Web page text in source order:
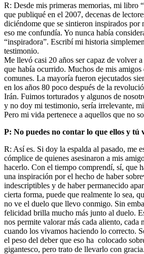
R: Desde mis primeras memorias, mi libro
que publiqué en el 2007, decenas de
diciéndome que se sintieron inspirados
eso me confundía. Yo nunca había
“inspiradora”. Escribí mi historia
testimonio.
Me llevó casi 20 años ser capaz de volver
que había ocurrido. Muchos de mis amigos
comunes. La mayoría fueron ejecutados
en los años 80 poco después de la
Irán. Fuimos torturados y algunos de
y no doy mi testimonio, sería irrelevante,
Pero mi vida pertenece a aquellos que no
P: No puedes no contar lo que ellos y
R: Así es. Si doy la espalda al pasado, me
cómplice de quienes asesinaron a mis
hacerlo. Con el tiempo comprendí, sí, que
una inspiración por el hecho de haber
indescriptibles y de haber permanecido
cierta forma, puede que realmente lo sea,
no ve el duelo que llevo conmigo. Sin
felicidad brilla mucho más junto al duelo.
nos permite valorar más cada aliento, cada
cuando los vivamos haciendo lo correcto.
el peso del deber que eso ha colocado
gigantesco, pero trato de llevarlo con gracia.